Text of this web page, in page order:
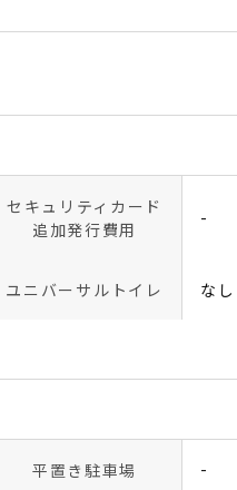
セキュリティカード
追加発行費用
-
ユニバーサルトイレ なし
平置き駐車場 -